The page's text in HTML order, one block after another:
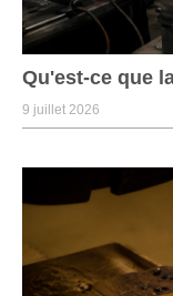
Qu'est-ce que
9 juillet 2026